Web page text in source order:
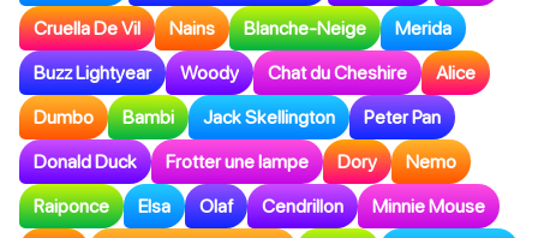
Cruella De Vil Nains Blanche-Neige Merida
Buzz Lightyear Woody Chat du Cheshire Alice
Dumbo Bambi Jack Skellington Peter Pan
Donald Duck Frotter une lampe Dory Nemo
Raiponce Elsa Olaf Cendrillon Minnie Mouse